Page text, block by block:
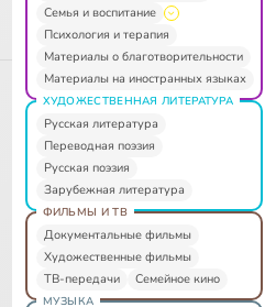
Семья и воспитание
Психология и терапия
Материалы о благотворительности
Материалы на иностранных языках
ХУДОЖЕСТВЕННАЯ ЛИТЕРАТУРА
Русская литература
Переводная поэзия
Русская поэзия
Зарубежная литература
ФИЛЬМЫ И ТВ
Документальные фильмы
Художественные фильмы
ТВ-передачи
Семейное кино
МУЗЫКА